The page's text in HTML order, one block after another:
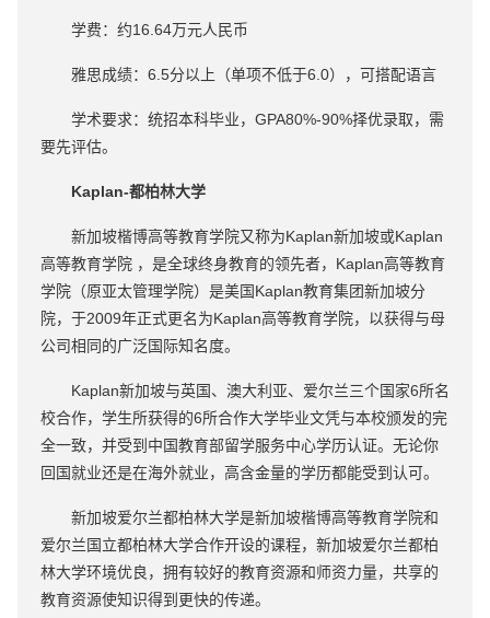
学费：约16.64万元人民币
雅思成绩：6.5分以上（单项不低于6.0），可搭配语言
学术要求：统招本科毕业，GPA80%-90%择优录取，需
要先评估。
Kaplan-都柏林大学
新加坡楷博高等教育学院又称为Kaplan新加坡或Kaplan
高等教育学院 ，是全球终身教育的领先者，Kaplan高等教育
学院（原亚太管理学院）是美国Kaplan教育集团新加坡分
院，于2009年正式更名为Kaplan高等教育学院，以获得与母
公司相同的广泛国际知名度。
Kaplan新加坡与英国、澳大利亚、爱尔兰三个国家6所名
校合作，学生所获得的6所合作大学毕业文凭与本校颁发的完
全一致，并受到中国教育部留学服务中心学历认证。无论你
回国就业还是在海外就业，高含金量的学历都能受到认可。
新加坡爱尔兰都柏林大学是新加坡楷博高等教育学院和
爱尔兰国立都柏林大学合作开设的课程，新加坡爱尔兰都柏
林大学环境优良，拥有较好的教育资源和师资力量，共享的
教育资源使知识得到更快的传递。